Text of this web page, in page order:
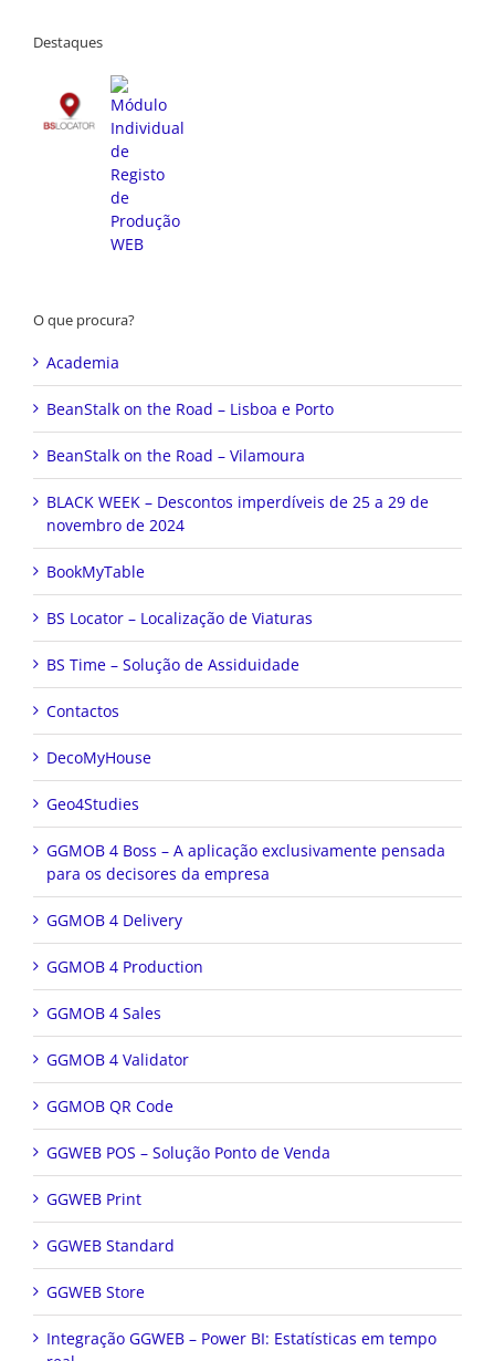
Destaques
O que procura?
Academia
BeanStalk on the Road – Lisboa e Porto
BeanStalk on the Road – Vilamoura
BLACK WEEK – Descontos imperdíveis de 25 a 29 de
novembro de 2024
BookMyTable
BS Locator – Localização de Viaturas
BS Time – Solução de Assiduidade
Contactos
DecoMyHouse
Geo4Studies
GGMOB 4 Boss – A aplicação exclusivamente pensada
para os decisores da empresa
GGMOB 4 Delivery
GGMOB 4 Production
GGMOB 4 Sales
GGMOB 4 Validator
GGMOB QR Code
GGWEB POS – Solução Ponto de Venda
GGWEB Print
GGWEB Standard
GGWEB Store
Integração GGWEB – Power BI: Estatísticas em tempo